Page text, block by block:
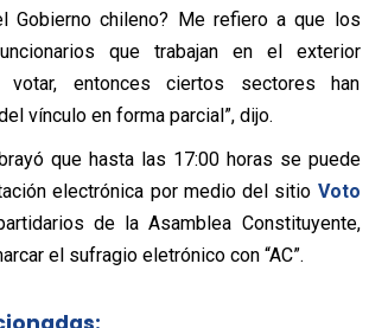
Gobierno chileno? Me refiero a que los
que trabajan en el exterior
votar, entonces ciertos sectores han
vínculo en forma parcial”, dijo.
que hasta las 17:00 horas se puede
electrónica por medio del sitio Voto
de la Asamblea Constituyente,
el sufragio eletrónico con “AC”.